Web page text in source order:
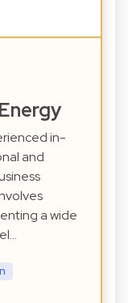
in-
and
a wide